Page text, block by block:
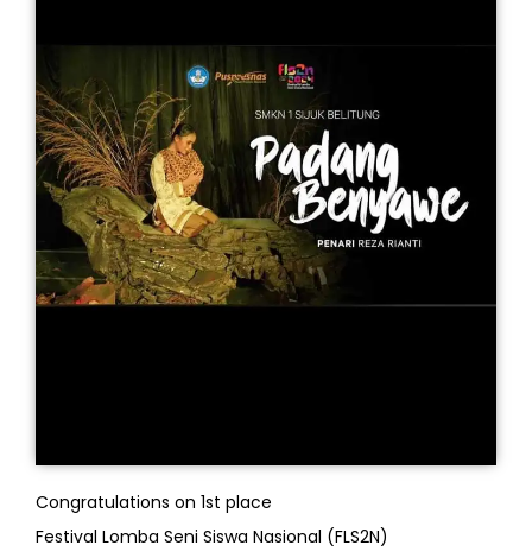
Congratulations on 1st place
Festival Lomba Seni Siswa Nasional (FLS2N)